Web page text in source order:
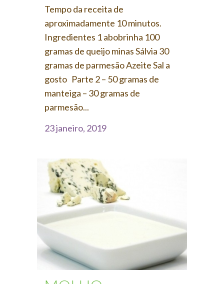
Tempo da receita de
aproximadamente 10 minutos.
Ingredientes 1 abobrinha 100
gramas de queijo minas Sálvia 30
gramas de parmesão Azeite Sal a
gosto Parte 2 – 50 gramas de
manteiga – 30 gramas de
parmesão...
23 janeiro, 2019